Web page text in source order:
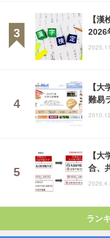
【漢
2026
【
難易
【
合、
ラン